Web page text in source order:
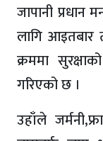
जापानी प्रधान
लागि आइतबार
क्रममा
गरिएको छ ।
उहाँले